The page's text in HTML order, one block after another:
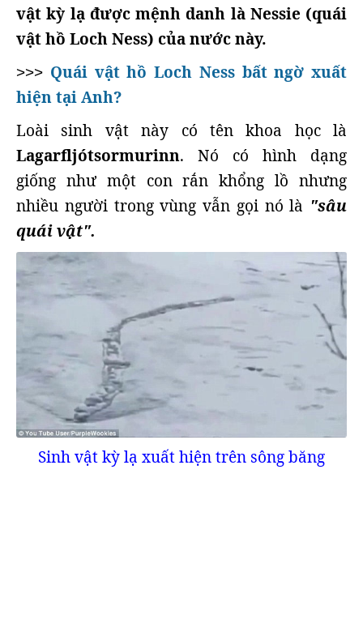
vật kỳ lạ được mệnh danh là Nessie (quái
vật hồ Loch Ness) của nước này.
>>> Quái vật hồ Loch Ness bất ngờ xuất
hiện tại Anh?
Loài sinh vật này có tên khoa học là
Lagarfljótsormurinn. Nó có hình dạng
giống như một con rắn khổng lồ nhưng
nhiều người trong vùng vẫn gọi nó là "sâu
quái vật".
Sinh vật kỳ lạ xuất hiện trên sông băng